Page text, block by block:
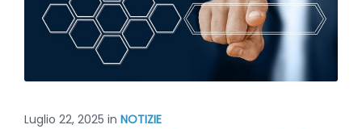
Luglio 22, 2025 in NOTIZIE